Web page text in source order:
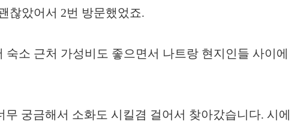
찮았어서 2번 방문했었죠.
소 근처 가성비도 좋으면서 나트랑 현지인들 사이에
궁금해서 소화도 시킬겸 걸어서 찾아갔습니다. 시에